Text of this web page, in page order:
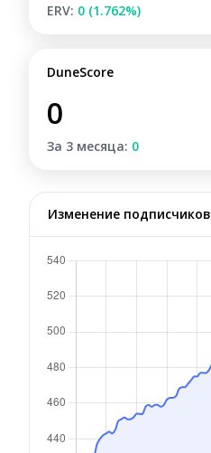
ERV: 0 (1.762%)
DuneScore
0
За 3 месяца: 0
Изменение подписчиков